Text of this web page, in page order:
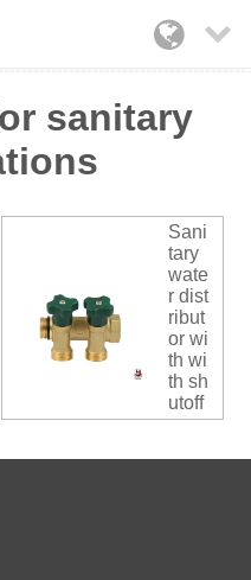

sanitary
Sani
tary
wate
r dist
ribut
or wi
th wi
th sh
utoff